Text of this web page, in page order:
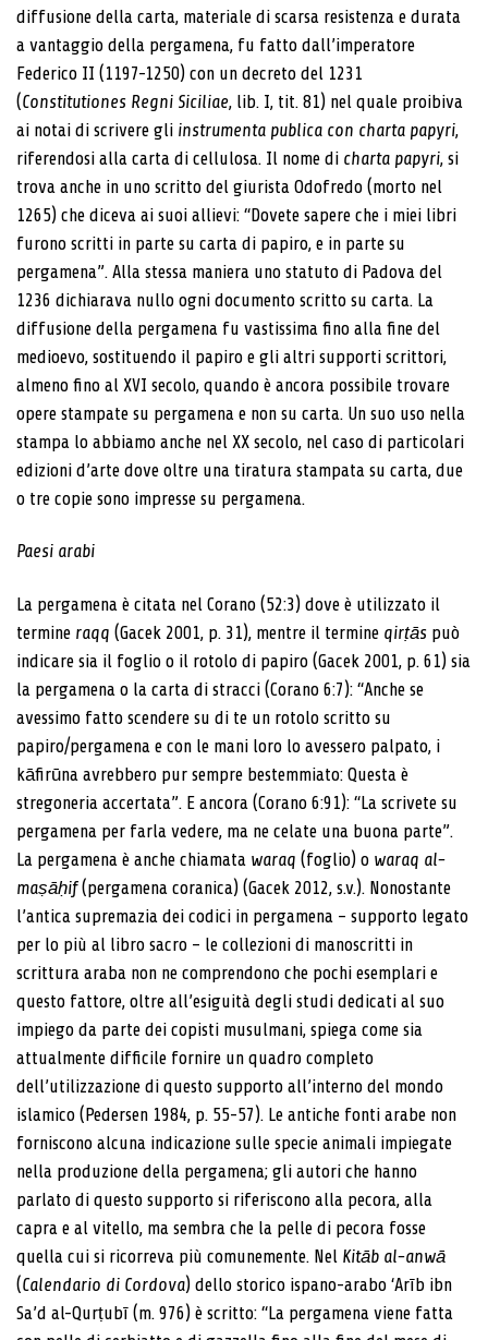
diffusione della carta, materiale di scarsa resistenza e durata
a vantaggio della pergamena, fu fatto dall’imperatore
Federico II (1197-1250) con un decreto del 1231
(Constitutiones Regni Siciliae, lib. I, tit. 81) nel quale proibiva
ai notai di scrivere gli instrumenta publica con charta papyri,
riferendosi alla carta di cellulosa. Il nome di charta papyri, si
trova anche in uno scritto del giurista Odofredo (morto nel
1265) che diceva ai suoi allievi: “Dovete sapere che i miei libri
furono scritti in parte su carta di papiro, e in parte su
pergamena”. Alla stessa maniera uno statuto di Padova del
1236 dichiarava nullo ogni documento scritto su carta. La
diffusione della pergamena fu vastissima fino alla fine del
medioevo, sostituendo il papiro e gli altri supporti scrittori,
almeno fino al XVI secolo, quando è ancora possibile trovare
opere stampate su pergamena e non su carta. Un suo uso nella
stampa lo abbiamo anche nel XX secolo, nel caso di particolari
edizioni d’arte dove oltre una tiratura stampata su carta, due
o tre copie sono impresse su pergamena.
Paesi arabi
La pergamena è citata nel Corano (52:3) dove è utilizzato il
termine raqq (Gacek 2001, p. 31), mentre il termine qirṭās può
indicare sia il foglio o il rotolo di papiro (Gacek 2001, p. 61) sia
la pergamena o la carta di stracci (Corano 6:7): “Anche se
avessimo fatto scendere su di te un rotolo scritto su
papiro/pergamena e con le mani loro lo avessero palpato, i
kāfirūna avrebbero pur sempre bestemmiato: Questa è
stregoneria accertata”. E ancora (Corano 6:91): “La scrivete su
pergamena per farla vedere, ma ne celate una buona parte”.
La pergamena è anche chiamata waraq (foglio) o waraq al-
maṣāḥif(pergamena coranica) (Gacek 2012, s.v.). Nonostante
l’antica supremazia dei codici in pergamena – supporto legato
per lo più al libro sacro – le collezioni di manoscritti in
scrittura araba non ne comprendono che pochi esemplari e
questo fattore, oltre all’esiguità degli studi dedicati al suo
impiego da parte dei copisti musulmani, spiega come sia
attualmente difficile fornire un quadro completo
dell’utilizzazione di questo supporto all’interno del mondo
islamico (Pedersen 1984, p. 55-57). Le antiche fonti arabe non
forniscono alcuna indicazione sulle specie animali impiegate
nella produzione della pergamena; gli autori che hanno
parlato di questo supporto si riferiscono alla pecora, alla
capra e al vitello, ma sembra che la pelle di pecora fosse
quella cui si ricorreva più comunemente. Nel Kitāb al-anwā
(Calendario di Cordova) dello storico ispano-arabo ‘Arīb ibn
Sa’d al-Qurṭubī (m. 976) è scritto: “La pergamena viene fatta